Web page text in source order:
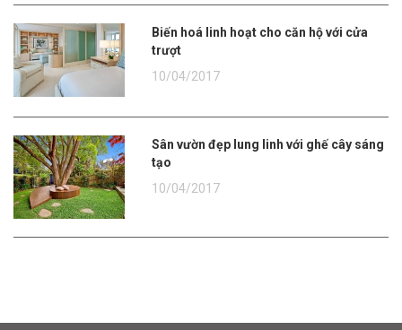
Biến hoá linh hoạt cho căn hộ với cửa
trượt
10/04/2017
Sân vườn đẹp lung linh với ghế cây sáng
tạo
10/04/2017